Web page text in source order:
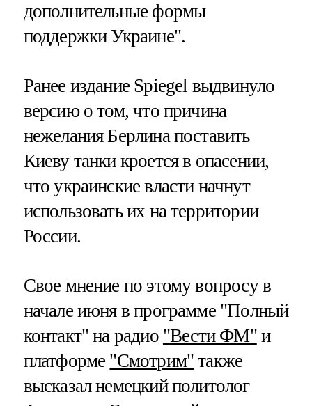
дополнительные формы
поддержки Украине".
Ранее издание Spiegel выдвинуло
версию о том, что причина
нежелания Берлина поставить
Киеву танки кроется в опасении,
что украинские власти начнут
использовать их на территории
России.
Свое мнение по этому вопросу в
начале июня в программе "Полный
контакт" на радио "Вести ФМ"и
платформе "Смотрим" также
высказал немецкий политолог